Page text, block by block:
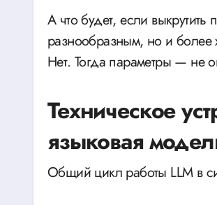
А что будет, если выкрутить
разнообразным, но и более
Нет. Тогда параметры — не
Техническое
языковая
Общий цикл работы LLM в